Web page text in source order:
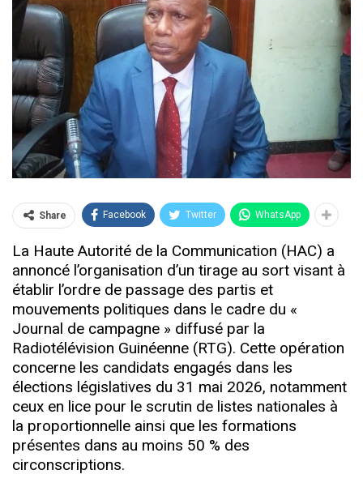
Share Facebook Twitter WhatsApp
La Haute Autorité de la Communication (HAC) a
annoncé l’organisation d’un tirage au sort visant à
établir l’ordre de passage des partis et
mouvements politiques dans le cadre du «
Journal de campagne » diffusé par la
Radiotélévision Guinéenne (RTG). Cette opération
concerne les candidats engagés dans les
élections législatives du 31 mai 2026, notamment
ceux en lice pour le scrutin de listes nationales à
la proportionnelle ainsi que les formations
présentes dans au moins 50 % des
circonscriptions.